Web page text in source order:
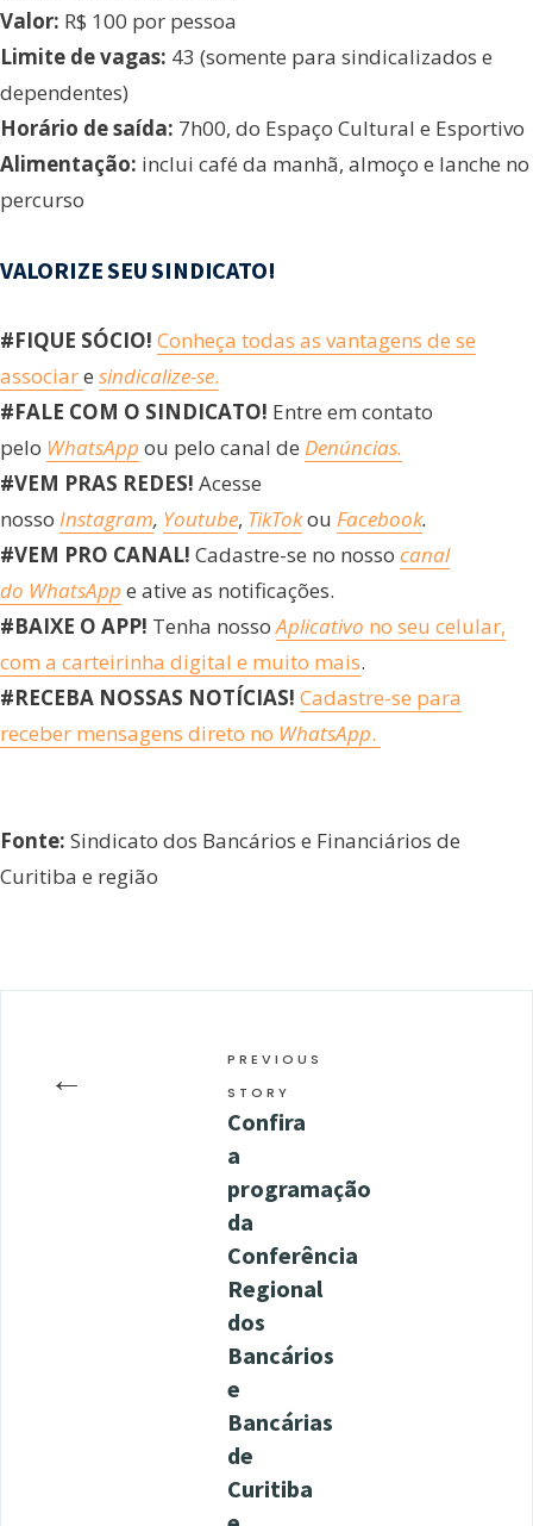
Valor: R$ 100 por pessoa
Limite de vagas: 43 (somente para sindicalizados e
dependentes)
Horário de saída: 7h00, do Espaço Cultural e Esportivo
Alimentação: inclui café da manhã, almoço e lanche no
percurso
VALORIZE SEU SINDICATO!
#FIQUE SÓCIO! Conheça todas as vantagens de se
associare sindicalize-se.
#FALE COM O SINDICATO! Entre em contato
pelo WhatsApp ou pelo canal de Denúncias.
#VEM PRAS REDES! Acesse
nosso Instagram, Youtube, TikTokou Facebook.
#VEM PRO CANAL! Cadastre-se no nosso canal
do WhatsApp e ative as notificações.
#BAIXE O APP! Tenha nossoAplicativo no seu celular,
com a carteirinha digital e muito mais.
#RECEBA NOSSAS NOTÍCIAS! Cadastre-se para
receber mensagens direto no WhatsApp.
Fonte: Sindicato dos Bancários e Financiários de
Curitiba e região
←
PREVIOUS
STORY
Confira
a
programação
da
Conferência
Regional
dos
Bancários
e
Bancárias
de
Curitiba